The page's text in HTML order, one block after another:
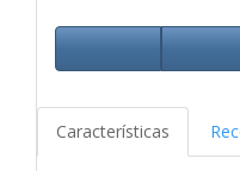
Características